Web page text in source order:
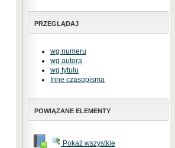
PRZEGLĄDAJ
wg numeru
wg autora
wg tytułu
Inne czasopisma
POWIĄZANE ELEMENTY
Pokaż wszystkie